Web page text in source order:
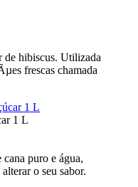
de hibiscus. Utilizada
frescas chamada
1 L
puro e água,
o seu sabor.